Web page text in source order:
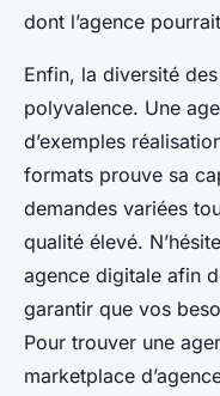
dont l’agence
Enfin, la diversité
polyvalence. Une
d’exemples
formats prouve sa
demandes variées
qualité élevé.
agence digitale afin
garantir que vos
Pour trouver une
marketplace